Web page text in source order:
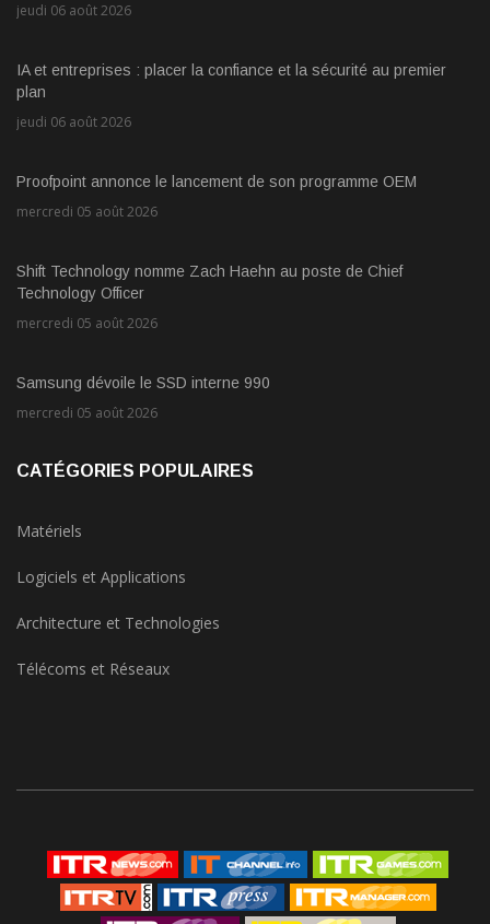
jeudi 06 août 2026
IA et entreprises : placer la confiance et la sécurité au premier
plan
jeudi 06 août 2026
Proofpoint annonce le lancement de son programme OEM
mercredi 05 août 2026
Shift Technology nomme Zach Haehn au poste de Chief
Technology Officer
mercredi 05 août 2026
Samsung dévoile le SSD interne 990
mercredi 05 août 2026
CATÉGORIES POPULAIRES
Matériels
Logiciels et Applications
Architecture et Technologies
Télécoms et Réseaux